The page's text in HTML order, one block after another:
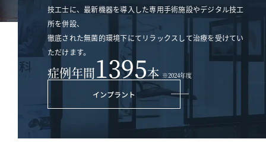
技工士に、最新機器を導入した専用手術施設やデジタル技工
所を併設、
徹底された無菌的環境下にてリラックスして治療を受けてい
ただけます。
インプラント
症例年間1395本 ※2024年度